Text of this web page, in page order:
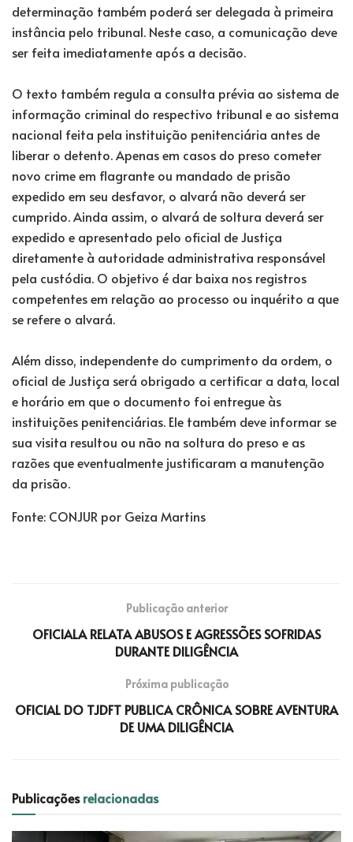
determinação também poderá ser delegada à primeira
instância pelo tribunal. Neste caso, a comunicação deve
ser feita imediatamente após a decisão.
O texto também regula a consulta prévia ao sistema de
informação criminal do respectivo tribunal e ao sistema
nacional feita pela instituição penitenciária antes de
liberar o detento. Apenas em casos do preso cometer
novo crime em flagrante ou mandado de prisão
expedido em seu desfavor, o alvará não deverá ser
cumprido. Ainda assim, o alvará de soltura deverá ser
expedido e apresentado pelo oficial de Justiça
diretamente à autoridade administrativa responsável
pela custódia. O objetivo é dar baixa nos registros
competentes em relação ao processo ou inquérito a que
se refere o alvará.
Além disso, independente do cumprimento da ordem, o
oficial de Justiça será obrigado a certificar a data, local
e horário em que o documento foi entregue às
instituições penitenciárias. Ele também deve informar se
sua visita resultou ou não na soltura do preso e as
razões que eventualmente justificaram a manutenção
da prisão.
Fonte: CONJUR por Geiza Martins
Publicação anterior
OFICIALA RELATA ABUSOS E AGRESSÕES SOFRIDAS
DURANTE DILIGÊNCIA
Próxima publicação
OFICIAL DO TJDFT PUBLICA CRÔNICA SOBRE AVENTURA
DE UMA DILIGÊNCIA
Publicaçõesrelacionadas